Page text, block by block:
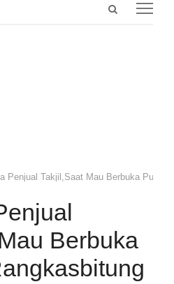
Open
Penjual Takjil,Saat Mau Berbuka Puasa
Berbuka